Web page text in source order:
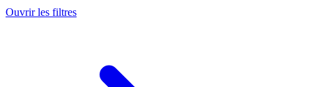
Ouvrir les filtres